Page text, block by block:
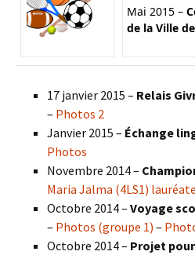
Mai 2015 –
de la Ville
17 janvier 2015 – Relais
– Photos 2
Janvier 2015 – Échange
Photos
Novembre 2014 –
Maria Jalma (4LS1) lauréate
Octobre 2014 – Voyage
– Photos (groupe 1) –
Octobre 2014 – Projet